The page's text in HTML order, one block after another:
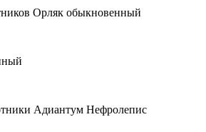
Орляк обыкновенный
Адиантум Нефролепис